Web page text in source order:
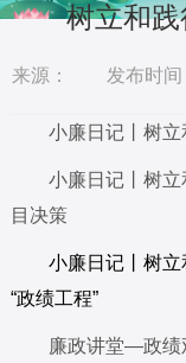
树立和
来源： 发布时间
小廉日记丨树
小廉日记丨树
目决策
小廉日记丨树
“政绩工程”
廉政讲堂—政绩